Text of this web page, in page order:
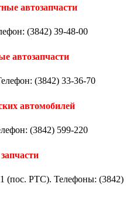
автозапчасти
(3842) 39-48-00
автозапчасти
(3842) 33-36-70
автомобилей
(3842) 599-220
(пос. РТС). Телефоны: (3842)